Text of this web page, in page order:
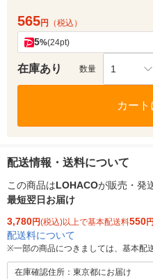
565円 （税込）
5%(24pt)
在庫あり 数量 1
カート
配送情報・送料について
この商品はLOHACOが販売・発
最短翌日お届け
3,780円(税込)以上で基本配送料550円
配送料について
※一部の商品につきましては、基本配
在庫確認住所：東京都にお届け